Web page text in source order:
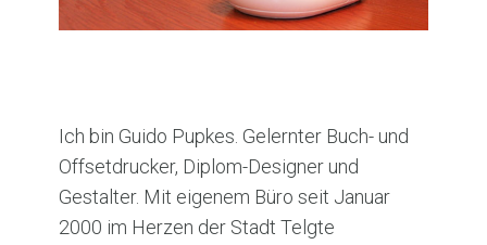
Ich bin Guido Pupkes. Gelernter Buch- und
Offsetdrucker, Diplom-Designer und
Gestalter. Mit eigenem Büro seit Januar
2000 im Herzen der Stadt Telgte